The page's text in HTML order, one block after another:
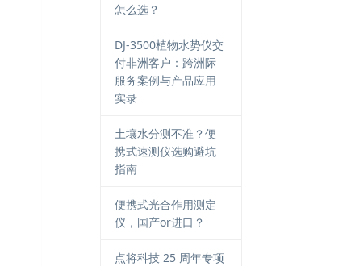
怎么选？
DJ-3500植物水势仪交
付非洲客户：跨洲际
服务案例与产品应用
实录
土壤水分测不准？便
携式速测仪选购避坑
指南
便携式光合作用测定
仪，国产or进口？
点将科技 25 周年专项